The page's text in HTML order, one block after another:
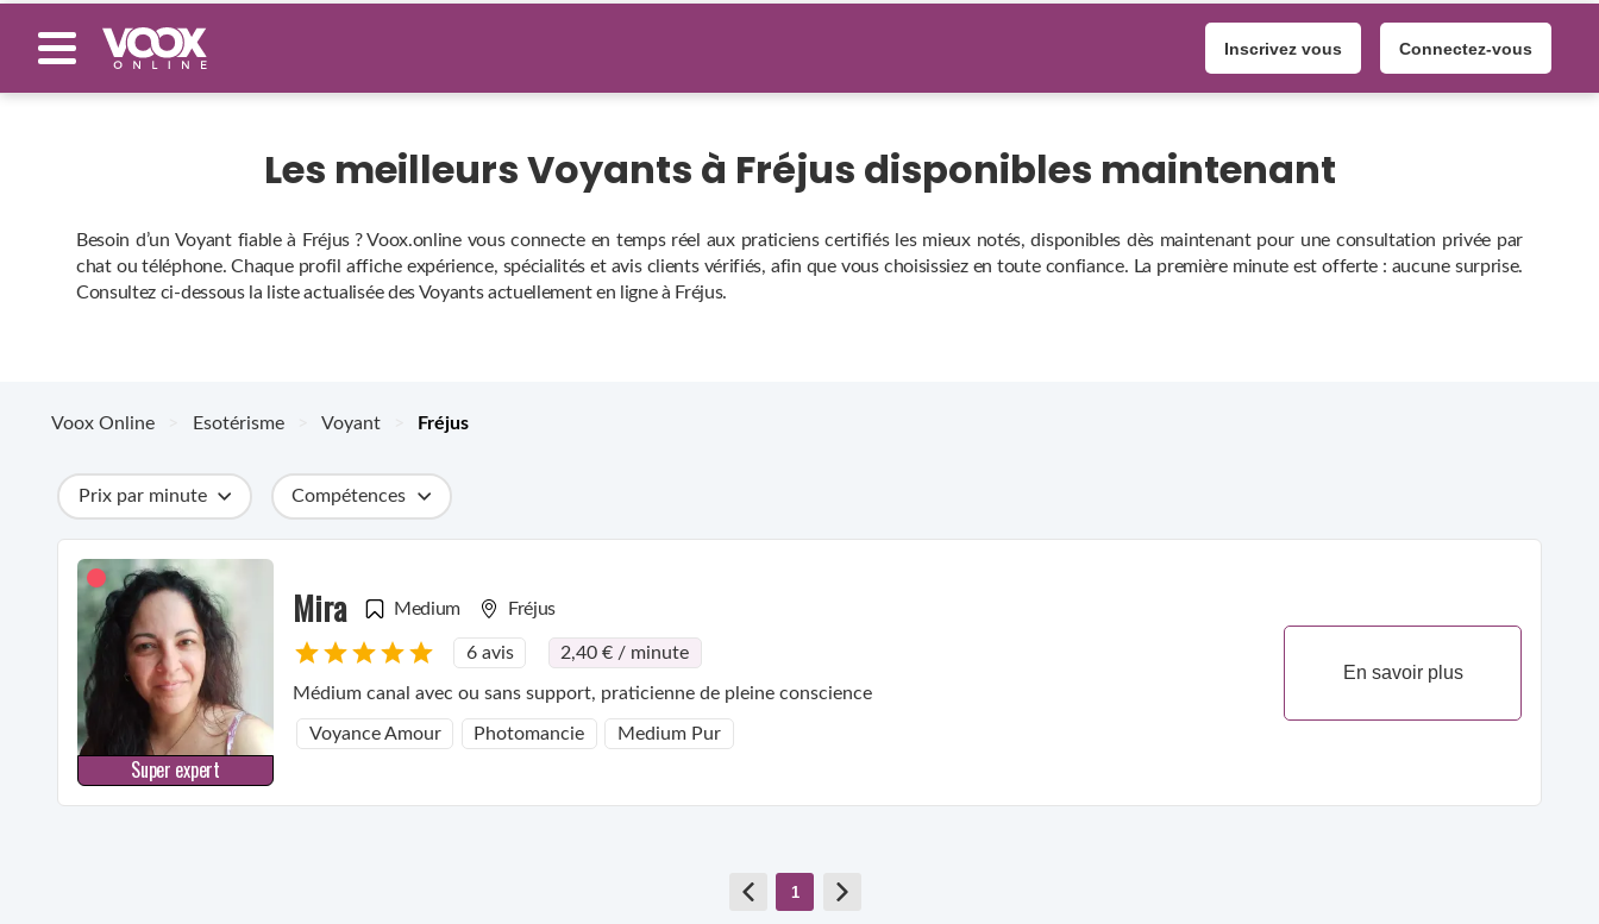
Inscrivez vous Connectez-vous
Les meilleurs Voyants à Fréjus disponibles maintenant
Besoin d’un Voyant fiable à Fréjus ? Voox.online vous connecte en temps réel aux praticiens certifiés les mieux notés, disponibles dès maintenant pour une consultation privée par
chat ou téléphone. Chaque profil affiche expérience, spécialités et avis clients vérifiés, afin que vous choisissiez en toute confiance. La première minute est offerte : aucune surprise.
Consultez ci‑dessous la liste actualisée des Voyants actuellement en ligne à Fréjus.
Voox Online Esotérisme Voyant Fréjus
Prix par minute
Catégories
Métiers
Compétences
Super expert
Mira Medium Fréjus
6 avis 2,40 € / minute
Médium canal avec ou sans support, praticienne de pleine conscience
Voyance Amour Photomancie Medium Pur
En savoir plus
1